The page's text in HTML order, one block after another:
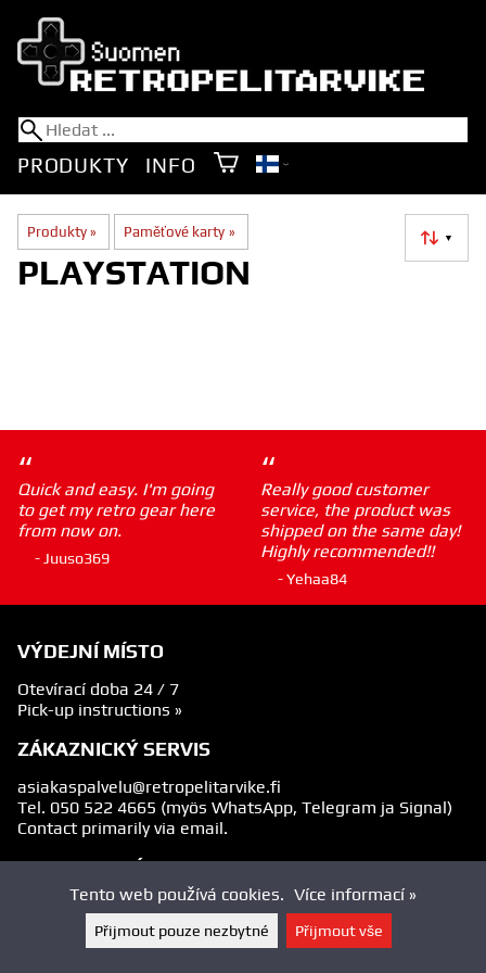
PRODUKTY INFO
Produkty ‪» Paměťové karty ‪» ▼
PLAYSTATION
“
Quick and easy. I'm going
to get my retro gear here
from now on.
- Juuso369
“
Really good customer
service, the product was
shipped on the same day!
Highly recommended!!
- Yehaa84
VÝDEJNÍ MÍSTO
Otevírací doba 24 / 7
Pick-up instructions »
ZÁKAZNICKÝ SERVIS
asiakaspalvelu@retropelitarvike.fi
Tel. 050 522 4665 (myös WhatsApp, Telegram ja Signal)
Contact primarily via email.
SLEDUJTE NÁS
Tento web používá cookies. Více informací »
Přijmout pouze nezbytné Přijmout vše